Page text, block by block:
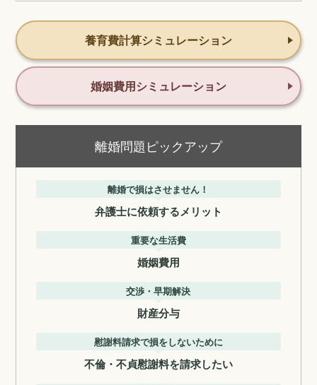
養育費計算シミュレーション
婚姻費用シミュレーション
離婚問題ピックアップ
離婚で損はさせません！
弁護士に依頼するメリット
重要な生活費
婚姻費用
交渉・早期解決
財産分与
慰謝料請求で損をしないために
不倫・不貞慰謝料を請求したい